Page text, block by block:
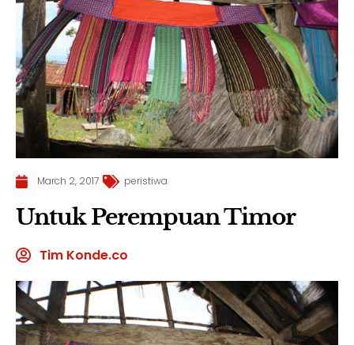
March 2, 2017 peristiwa
Untuk Perempuan Timor
Tim Konde.co